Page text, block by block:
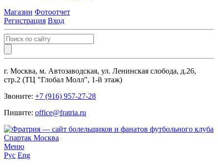
Магазин Фотоотчет
Регистрация Вход
г. Москва, м. Автозаводская, ул. Ленинская слобода, д.26,
стр.2 (ТЦ "Глобал Молл", 1-й этаж)
Звоните: +7 (916) 957-27-28
Пишите: office@fratria.ru
Меню
Рус Eng